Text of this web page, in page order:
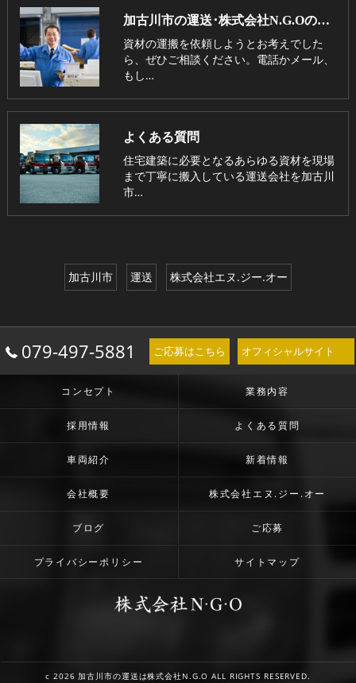
加古川市の運送･株式会社N.G.Oのお客様の声
資材の運搬を依頼しようとお考えでした
ら、ぜひご相談ください。電話かメール、
もし…
よくある質問
住宅建築に必要となるあらゆる資材を現場
まで丁寧に搬入している運送会社を加古川
市…
加古川市 運送 株式会社エヌ.ジー.オー
079-497-5881 ご応募はこちら オフィシャルサイト
コンセプト 業務内容
採用情報 よくある質問
車両紹介 新着情報
会社概要 株式会社エヌ.ジー.オー
ブログ ご応募
プライバシーポリシー サイトマップ
c 2026 加古川市の運送は株式会社N.G.O ALL RIGHTS RESERVED.